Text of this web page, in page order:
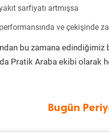
sarfiyatı artmışsa
ve çekişinde
bu zamana
Pratik Araba ekibi olarak
Bugün